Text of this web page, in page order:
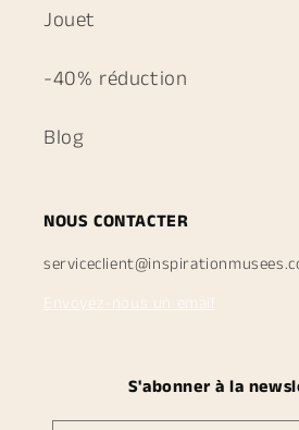
Jouet
-40% réduction
Blog
NOUS CONTACTER
Envoyez-nous un email
S'abonner à la